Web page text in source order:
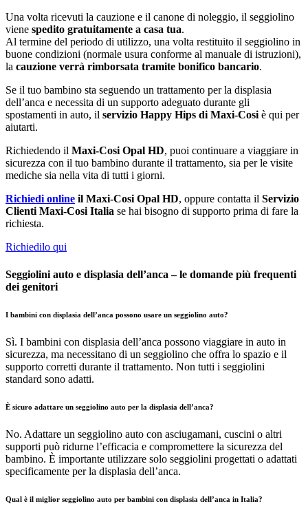
Una volta ricevuti la cauzione e il canone di noleggio, il seggiolino
viene spedito gratuitamente a casa tua.
Al termine del periodo di utilizzo, una volta restituito il seggiolino in
buone condizioni (normale usura conforme al manuale di istruzioni),
la cauzione verrà rimborsata tramite bonifico bancario.
Se il tuo bambino sta seguendo un trattamento per la displasia
dell’anca e necessita di un supporto adeguato durante gli
spostamenti in auto, il servizio Happy Hips di Maxi-Cosiè qui per
aiutarti.
Richiedendo il Maxi-Cosi Opal HD, puoi continuare a viaggiare in
sicurezza con il tuo bambino durante il trattamento, sia per le visite
mediche sia nella vita di tutti i giorni.
Richiedi online il Maxi-Cosi Opal HD, oppure contatta il Servizio
Clienti Maxi-Cosi Italia se hai bisogno di supporto prima di fare la
richiesta.
Richiedilo qui
Seggiolini auto e displasia dell’anca – le domande più frequenti
dei genitori
I bambini con displasia dell’anca possono usare un seggiolino auto?
Sì. I bambini con displasia dell’anca possono viaggiare in auto in
sicurezza, ma necessitano di un seggiolino che offra lo spazio e il
supporto corretti durante il trattamento. Non tutti i seggiolini
standard sono adatti.
È sicuro adattare un seggiolino auto per la displasia dell’anca?
No. Adattare un seggiolino auto con asciugamani, cuscini o altri
supporti può ridurne l’efficacia e compromettere la sicurezza del
bambino. È importante utilizzare solo seggiolini progettati o adattati
specificamente per la displasia dell’anca.
Qual è il miglior seggiolino auto per bambini con displasia dell’anca in Italia?